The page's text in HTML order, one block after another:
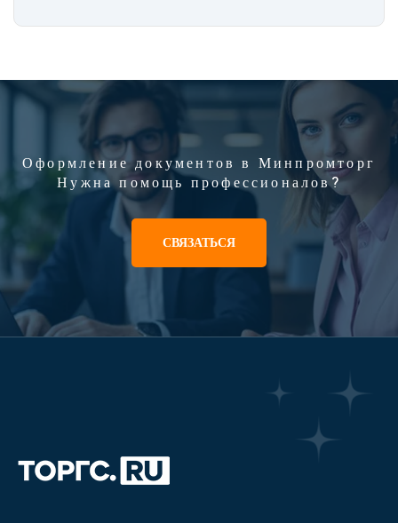
Оформление документов в Минпромторг
Нужна помощь профессионалов?
СВЯЗАТЬСЯ